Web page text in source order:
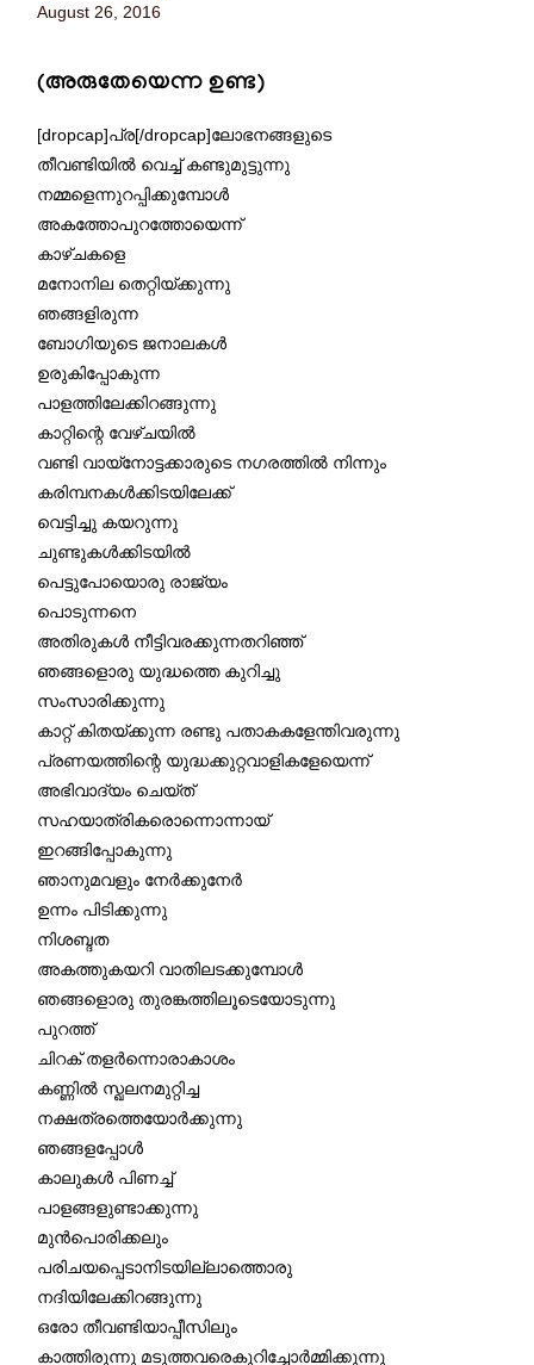
August 26, 2016
(അരുതേയെന്ന ഉണ്ട)
[dropcap]പ്ര[/dropcap]ലോഭനങ്ങളുടെ
തീവണ്ടിയിൽ വെച്ച് കണ്ടുമുട്ടുന്നു
നമ്മളെന്നുറപ്പിക്കുമ്പോൾ
അകത്തോപുറത്തോയെന്ന്
കാഴ്ചകളെ
മനോനില തെറ്റിയ്ക്കുന്നു
ഞങ്ങളിരുന്ന
ബോഗിയുടെ ജനാലകൾ
ഉരുകിപ്പോകുന്ന
പാളത്തിലേക്കിറങ്ങുന്നു
കാറ്റിന്റെ വേഴ്ചയിൽ
വണ്ടി വായ്നോട്ടക്കാരുടെ നഗരത്തിൽ നിന്നും
കരിമ്പനകൾക്കിടയിലേക്ക്
വെട്ടിച്ചു കയറുന്നു
ചുണ്ടുകൾക്കിടയിൽ
പെട്ടുപോയൊരു രാജ്യം
പൊടുന്നനെ
അതിരുകൾ നീട്ടിവരക്കുന്നതറിഞ്ഞ്
ഞങ്ങളൊരു യുദ്ധത്തെ കുറിച്ചു
സംസാരിക്കുന്നു
കാറ്റ് കിതയ്ക്കുന്ന രണ്ടു പതാകകളേന്തിവരുന്നു
പ്രണയത്തിന്റെ യുദ്ധക്കുറ്റവാളികളേയെന്ന്
അഭിവാദ്യം ചെയ്ത്
സഹയാത്രികരൊന്നൊന്നായ്
ഇറങ്ങിപ്പോകുന്നു
ഞാനുമവളും നേർക്കുനേർ
ഉന്നം പിടിക്കുന്നു
നിശബ്ദത
അകത്തുകയറി വാതിലടക്കുമ്പോൾ
ഞങ്ങളൊരു തുരങ്കത്തിലൂടെയോടുന്നു
പുറത്ത്
ചിറക് തളർന്നൊരാകാശം
കണ്ണിൽ സ്ഖലനമുറ്റിച്ച
നക്ഷത്രത്തെയോർക്കുന്നു
ഞങ്ങളപ്പോൾ
കാലുകൾ പിണച്ച്
പാളങ്ങളുണ്ടാക്കുന്നു
മുൻപൊരിക്കലും
പരിചയപ്പെടാനിടയില്ലാത്തൊരു
നദിയിലേക്കിറങ്ങുന്നു
ഒരോ തീവണ്ടിയാപ്പീസിലും
കാത്തിരുന്നു മടുത്തവരെകുറിച്ചോർമ്മിക്കുന്നു